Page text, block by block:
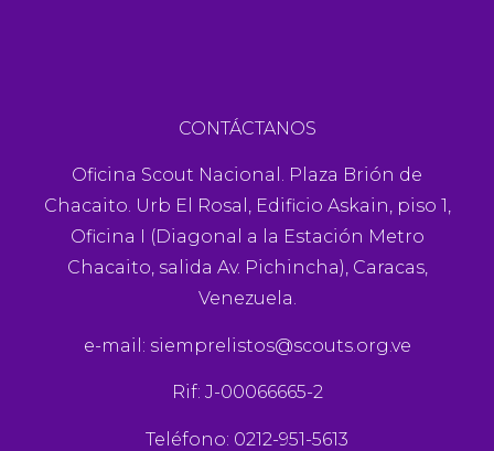
CONTÁCTANOS
Oficina Scout Nacional. Plaza Brión de
Chacaito. Urb El Rosal, Edificio Askain, piso 1,
Oficina I (Diagonal a la Estación Metro
Chacaito, salida Av. Pichincha), Caracas,
Venezuela.
e-mail: siemprelistos@scouts.org.ve
Rif: J-00066665-2
Teléfono: 0212-951-5613